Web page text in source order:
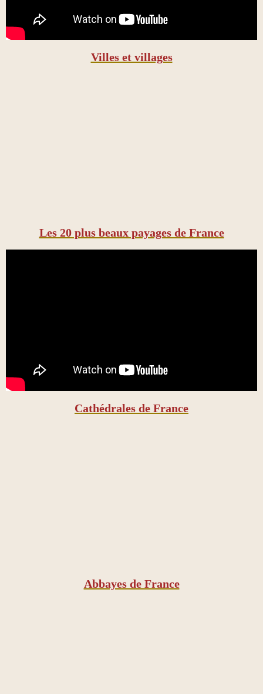
Villes et villages
Les 20 plus beaux payages de France
Cathédrales de France
Abbayes de France